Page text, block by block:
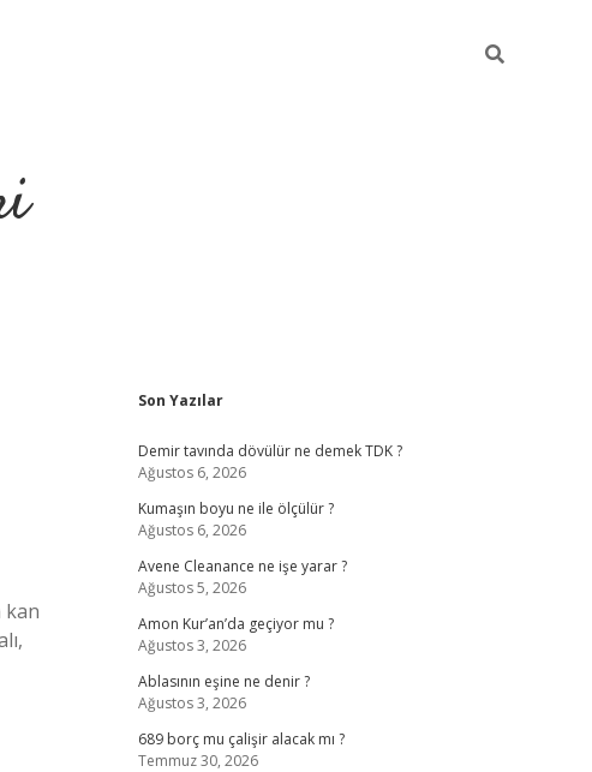
kan
Sidebar
Son Yazılar
Demir tavında dövülür ne demek TDK ?
Ağustos 6, 2026
Kumaşın boyu ne ile ölçülür ?
Ağustos 6, 2026
Avene Cleanance ne işe yarar ?
Ağustos 5, 2026
Amon Kur’an’da geçiyor mu ?
Ağustos 3, 2026
Ablasının eşine ne denir ?
Ağustos 3, 2026
689 borç mu çalişir alacak mı ?
Temmuz 30, 2026
Betexper giriş adresi